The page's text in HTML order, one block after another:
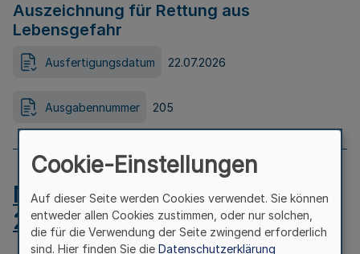
Auszeichnung für Rettung aus
Lebensgefahr
Ausfertigungsdatum 22.07.2026
Ausgabennummer 205
MB.NRW 2026 Nr. 204 vom
24.07.2026
Cookie-Einstellungen
Auf dieser Seite werden Cookies verwendet. Sie können
entweder allen Cookies zustimmen, oder nur solchen,
die für die Verwendung der Seite zwingend erforderlich
sind. Hier finden Sie die Datenschutzerklärung